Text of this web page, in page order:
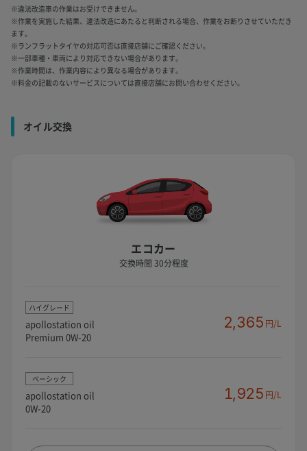
※違法改造車の作業はお受けできません。
※作業を実施した結果、違法改造にあたると判断される場合、作業をお断りさせていただき
ます。
※ランフラットタイヤの対応可否は直接店舗にご確認ください。
※一部車種・車両により対応できない場合があります。
※作業時間は、作業内容により異なる場合があります。
※料金の記載のないサービスについては直接店舗にお問い合わせください。
オイル交換
エコカー
交換時間 30分程度
ハイグレード
apollostation oil
Premium 0W-20
2,365 円/L
ベーシック
apollostation oil
0W-20
1,925 円/L